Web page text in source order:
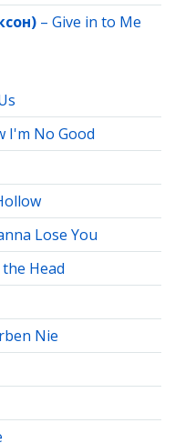
– Give in to Me
I'm No Good
Lose You
Head
Nie